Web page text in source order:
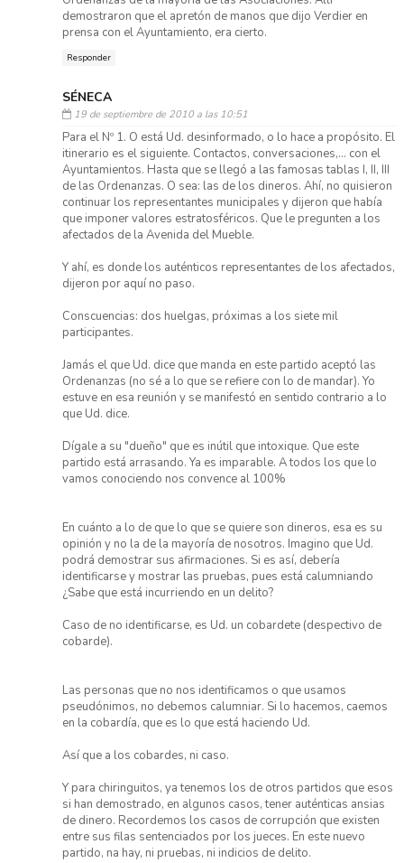
demostraron que el apretón de manos que dijo Verdier en
prensa con el Ayuntamiento, era cierto.
Responder
SÉNECA
19 de septiembre de 2010 a las 10:51
Para el Nº 1. O está Ud. desinformado, o lo hace a propósito. El
itinerario es el siguiente. Contactos, conversaciones,... con el
Ayuntamientos. Hasta que se llegó a las famosas tablas I, II, III
de las Ordenanzas. O sea: las de los dineros. Ahí, no quisieron
continuar los representantes municipales y dijeron que había
que imponer valores estratosféricos. Que le pregunten a los
afectados de la Avenida del Mueble.
Y ahí, es donde los auténticos representantes de los afectados,
dijeron por aquí no paso.
Conscuencias: dos huelgas, próximas a los siete mil
participantes.
Jamás el que Ud. dice que manda en este partido aceptó las
Ordenanzas (no sé a lo que se refiere con lo de mandar). Yo
estuve en esa reunión y se manifestó en sentido contrario a lo
que Ud. dice.
Dígale a su "dueño" que es inútil que intoxique. Que este
partido está arrasando. Ya es imparable. A todos los que lo
vamos conociendo nos convence al 100%
En cuánto a lo de que lo que se quiere son dineros, esa es su
opinión y no la de la mayoría de nosotros. Imagino que Ud.
podrá demostrar sus afirmaciones. Si es así, debería
identificarse y mostrar las pruebas, pues está calumniando
¿Sabe que está incurriendo en un delito?
Caso de no identificarse, es Ud. un cobardete (despectivo de
cobarde).
Las personas que no nos identificamos o que usamos
pseudónimos, no debemos calumniar. Si lo hacemos, caemos
en la cobardía, que es lo que está haciendo Ud.
Así que a los cobardes, ni caso.
Y para chiringuitos, ya tenemos los de otros partidos que esos
si han demostrado, en algunos casos, tener auténticas ansias
de dinero. Recordemos los casos de corrupción que existen
entre sus filas sentenciados por los jueces. En este nuevo
partido, na hay, ni pruebas, ni indicios de delito.